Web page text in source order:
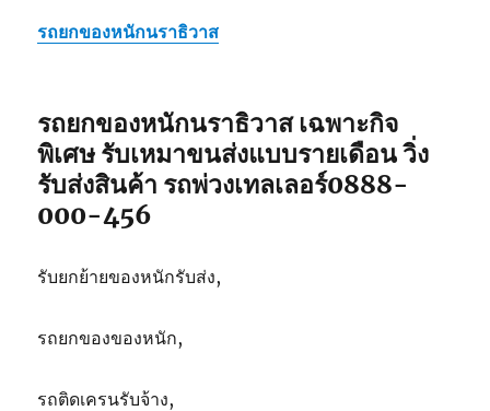
รถยกของหนักนราธิวาส
รถยกของหนักนราธิวาส เฉพาะกิจ
พิเศษ รับเหมาขนส่งแบบรายเดือน วิ่ง
รับส่งสินค้า รถพ่วงเทลเลอร์0888-
000-456
รับยกย้ายของหนักรับส่ง,
รถยกของของหนัก,
รถติดเครนรับจ้าง,